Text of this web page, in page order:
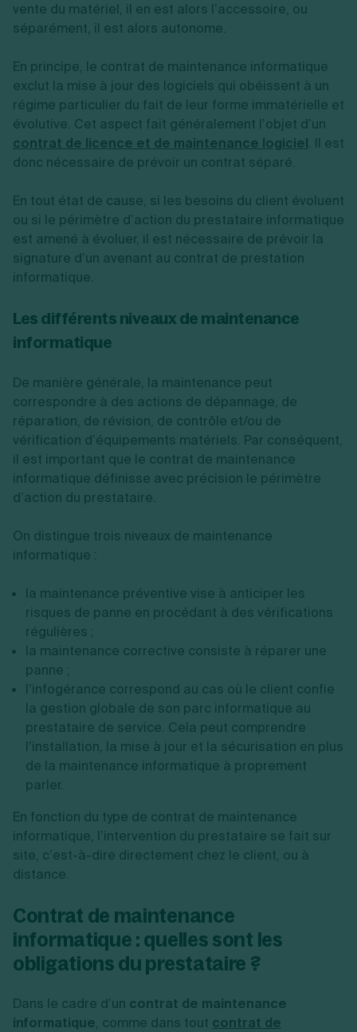
vente du matériel, il en est alors l’accessoire, ou
séparément, il est alors autonome.
En principe, le contrat de maintenance informatique
exclut la mise à jour des logiciels qui obéissent à un
régime particulier du fait de leur forme immatérielle et
évolutive. Cet aspect fait généralement l’objet d’un
contrat de licence et de maintenance logiciel. Il est
donc nécessaire de prévoir un contrat séparé.
En tout état de cause, si les besoins du client évoluent
ou si le périmètre d’action du prestataire informatique
est amené à évoluer, il est nécessaire de prévoir la
signature d’un avenant au contrat de prestation
informatique.
Les différents niveaux de maintenance
informatique
De manière générale, la maintenance peut
correspondre à des actions de dépannage, de
réparation, de révision, de contrôle et/ou de
vérification d’équipements matériels. Par conséquent,
il est important que le contrat de maintenance
informatique définisse avec précision le périmètre
d’action du prestataire.
On distingue trois niveaux de maintenance
informatique :
la maintenance préventive vise à anticiper les
risques de panne en procédant à des vérifications
régulières ;
la maintenance corrective consiste à réparer une
panne ;
l’infogérance correspond au cas où le client confie
la gestion globale de son parc informatique au
prestataire de service. Cela peut comprendre
l’installation, la mise à jour et la sécurisation en plus
de la maintenance informatique à proprement
parler.
En fonction du type de contrat de maintenance
informatique, l’intervention du prestataire se fait sur
site, c’est-à-dire directement chez le client, ou à
distance.
Contrat de maintenance
informatique : quelles sont les
obligations du prestataire ?
Dans le cadre d’un contrat de maintenance
informatique, comme dans tout contrat de